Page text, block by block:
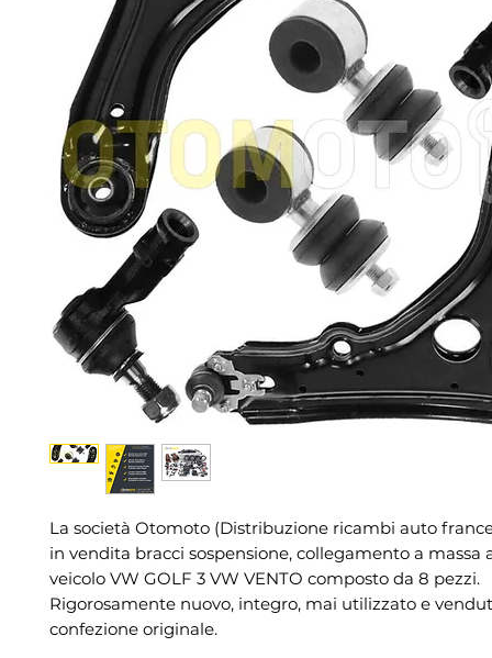
La società Otomoto (Distribuzione ricambi auto
in vendita bracci sospensione, collegamento a massa
veicolo VW GOLF 3 VW VENTO composto da 8 pezzi.
Rigorosamente nuovo, integro, mai utilizzato e
confezione originale.